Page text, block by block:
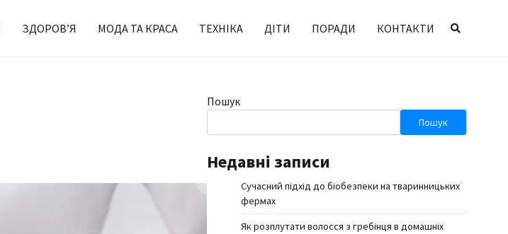
ЗДОРОВ’Я МОДА ТА КРАСА ТЕХНІКА ДІТИ ПОРАДИ КОНТАКТИ
Пошук
Пошук
Недавні записи
Сучасний підхід до біобезпеки на тваринницьких
фермах
Як розплутати волосся з гребінця в домашніх